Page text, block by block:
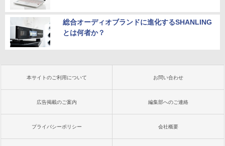
総合オーディオブランドに進化するSHANLING
とは何者か？
本サイトのご利用について お問い合わせ
広告掲載のご案内 編集部へのご連絡
プライバシーポリシー 会社概要